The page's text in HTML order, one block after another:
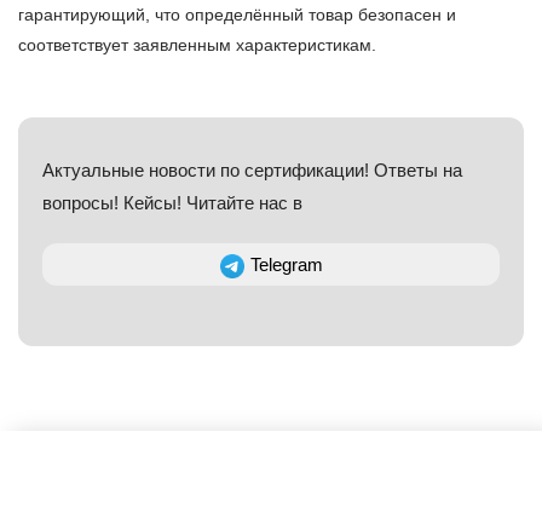
гарантирующий, что определённый товар безопасен и
соответствует заявленным характеристикам.
Актуальные новости по сертификации! Ответы на
вопросы! Кейсы! Читайте нас в
Telegram